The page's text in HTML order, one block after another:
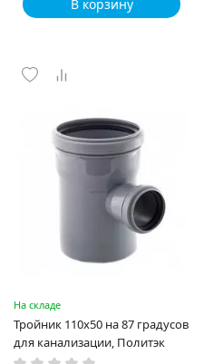
В корзину
На складе
Тройник 110х50 на 87 градусов
для канализации, Политэк